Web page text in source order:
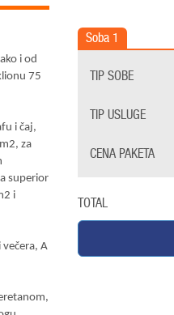
i od
75
i čaj,
za
superior
i
A
Soba 1
TIP SOBE
TIP USLUGE
CENA PAKETA
TOTAL